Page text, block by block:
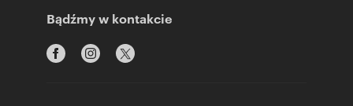
Bądźmy w kontakcie